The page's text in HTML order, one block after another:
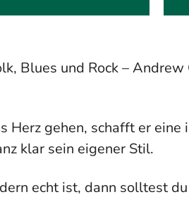
Blues und Rock –
gehen, schafft er
klar sein eigener Stil.
echt ist, dann solltest